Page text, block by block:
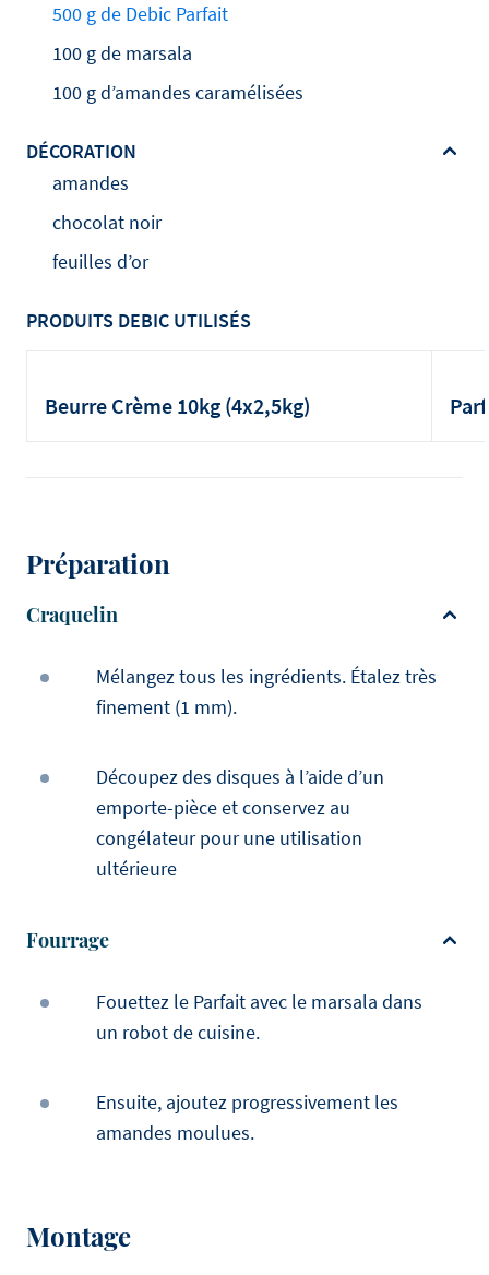
500 g de Debic Parfait
100 g de marsala
100 g d’amandes caramélisées
DÉCORATION
amandes
chocolat noir
feuilles d’or
PRODUITS DEBIC UTILISÉS
Beurre Crème 10kg (4x2,5kg)
Préparation
Craquelin
Mélangez tous les ingrédients. Étalez très
finement (1 mm).
Découpez des disques à l’aide d’un
emporte-pièce et conservez au
congélateur pour une utilisation
ultérieure
Fourrage
Fouettez le Parfait avec le marsala dans
un robot de cuisine.
Ensuite, ajoutez progressivement les
amandes moulues.
Montage